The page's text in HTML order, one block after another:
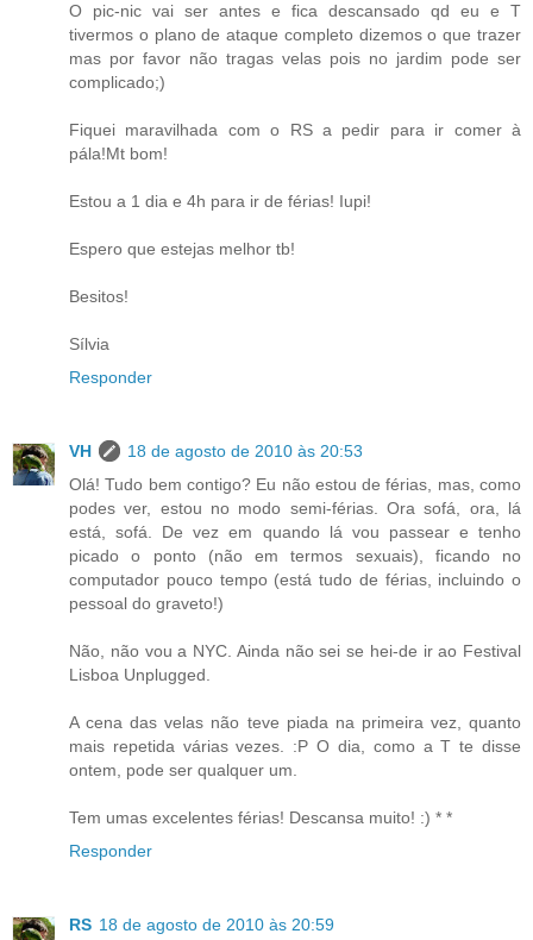
O pic-nic vai ser antes e fica descansado qd eu e T
tivermos o plano de ataque completo dizemos o que trazer
mas por favor não tragas velas pois no jardim pode ser
complicado;)
Fiquei maravilhada com o RS a pedir para ir comer à
pála!Mt bom!
Estou a 1 dia e 4h para ir de férias! Iupi!
Espero que estejas melhor tb!
Besitos!
Sílvia
Responder
VH
18 de agosto de 2010 às 20:53
Olá! Tudo bem contigo? Eu não estou de férias, mas, como
podes ver, estou no modo semi-férias. Ora sofá, ora, lá
está, sofá. De vez em quando lá vou passear e tenho
picado o ponto (não em termos sexuais), ficando no
computador pouco tempo (está tudo de férias, incluindo o
pessoal do graveto!)
Não, não vou a NYC. Ainda não sei se hei-de ir ao Festival
Lisboa Unplugged.
A cena das velas não teve piada na primeira vez, quanto
mais repetida várias vezes. :P O dia, como a T te disse
ontem, pode ser qualquer um.
Tem umas excelentes férias! Descansa muito! :) * *
Responder
RS 18 de agosto de 2010 às 20:59